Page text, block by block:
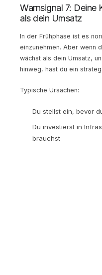
Warnsignal 7: Deine
als dein Umsatz
In der Frühphase ist es
einzunehmen. Aber wenn
wächst als dein Umsatz,
hinweg, hast du ein
Typische Ursachen:
Du stellst ein, bevor
Du investierst in
brauchst